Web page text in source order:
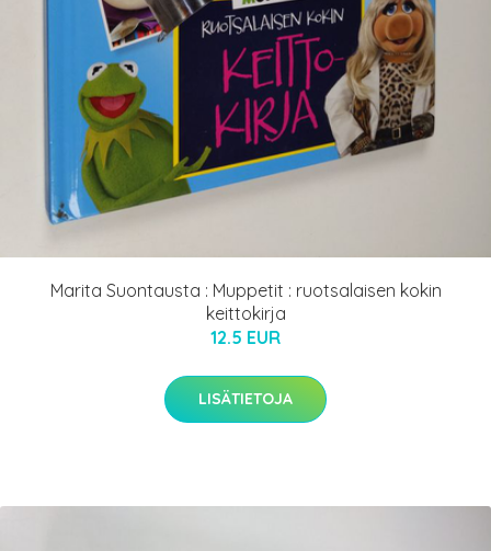
Marita Suontausta : Muppetit : ruotsalaisen kokin
keittokirja
12.5 EUR
LISÄTIETOJA